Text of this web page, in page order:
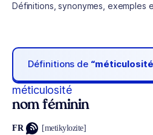
Définitions, synonymes, exemples
Définitions de
méticulosité
nom féminin
FR [metikylozite]